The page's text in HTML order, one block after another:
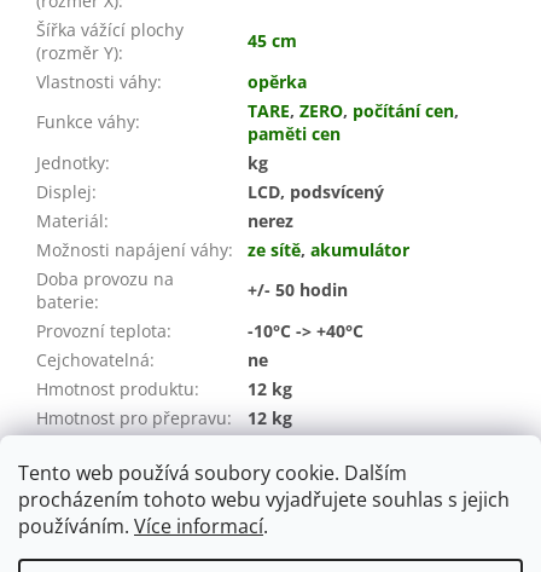
Tento web používá soubory cookie. Dalším
procházením tohoto webu vyjadřujete souhlas s jejich
používáním. Více informací.
Šířka vážící plochy
(rozměr Y):
45 cm
Vlastnosti váhy:
opěrka
Funkce váhy: TARE, ZERO, počítání cen,
paměti cen
Jednotky:
kg
Displej:
LCD, podsvícený
Materiál:
nerez
Možnosti napájení váhy: ze sítě, akumulátor
Doba provozu na
baterie:
+/- 50 hodin
Provozní teplota:
-10°C -> +40°C
Cejchovatelná:
ne
Hmotnost produktu:
12 kg
Hmotnost pro přepravu:
12 kg
EAN
08594219560384